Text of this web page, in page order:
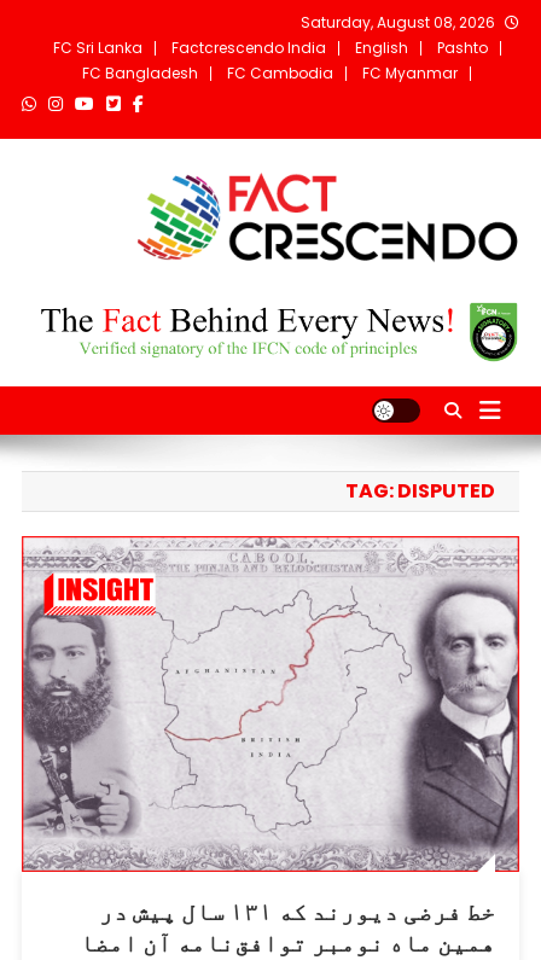
Skip
Saturday, August 08, 2026
Pashto
English
Factcrescendo India
FC Sri Lanka
FC Myanmar
FC Cambodia
FC Bangladesh
Fact Crescendo
Afghanistan
TAG:DISPUTED
خط فرضی دیورند که ۱۳۱ سال پیش در
همین ماه نومبر توافق‌نامه آن امضا